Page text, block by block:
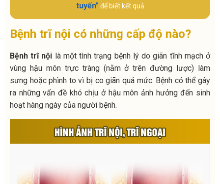
tuyến" để biết kết quả
Bệnh trĩ nội có những cấp độ nào?
Bệnh trĩ nội là một tình trạng bệnh lý do giãn tĩnh mạch ở
vùng hậu môn trực tràng (nằm ở trên đường lược) làm
sưng hoặc phình to vì bị co giãn quá mức. Bệnh có thể gây
ra những vấn đề khó chịu ở hậu môn ảnh hưởng đến sinh
hoạt hàng ngày của người bệnh.